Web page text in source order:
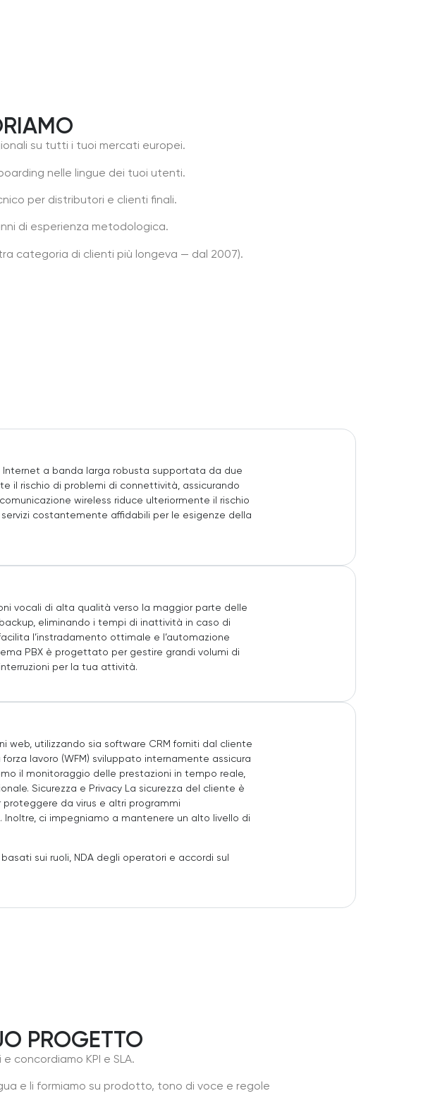
su tutti i tuoi mercati europei.
nelle lingue dei tuoi utenti.
per distributori e clienti finali.
di esperienza metodologica.
categoria di clienti più longeva — dal 2007).
Internet a banda larga robusta supportata da due
il rischio di problemi di connettività, assicurando
wireless riduce ulteriormente il rischio
costantemente affidabili per le esigenze della
vocali di alta qualità verso la maggior parte delle
eliminando i tempi di inattività in caso di
l’instradamento ottimale e l’automazione
PBX è progettato per gestire grandi volumi di
per la tua attività.
web, utilizzando sia software CRM forniti dal cliente
lavoro (WFM) sviluppato internamente assicura
il monitoraggio delle prestazioni in tempo reale,
Sicurezza e Privacy La sicurezza del cliente è
da virus e altri programmi
ci impegniamo a mantenere un alto livello di
sui ruoli, NDA degli operatori e accordi sul
PROGETTO
concordiamo KPI e SLA.
e li formiamo su prodotto, tono di voce e regole